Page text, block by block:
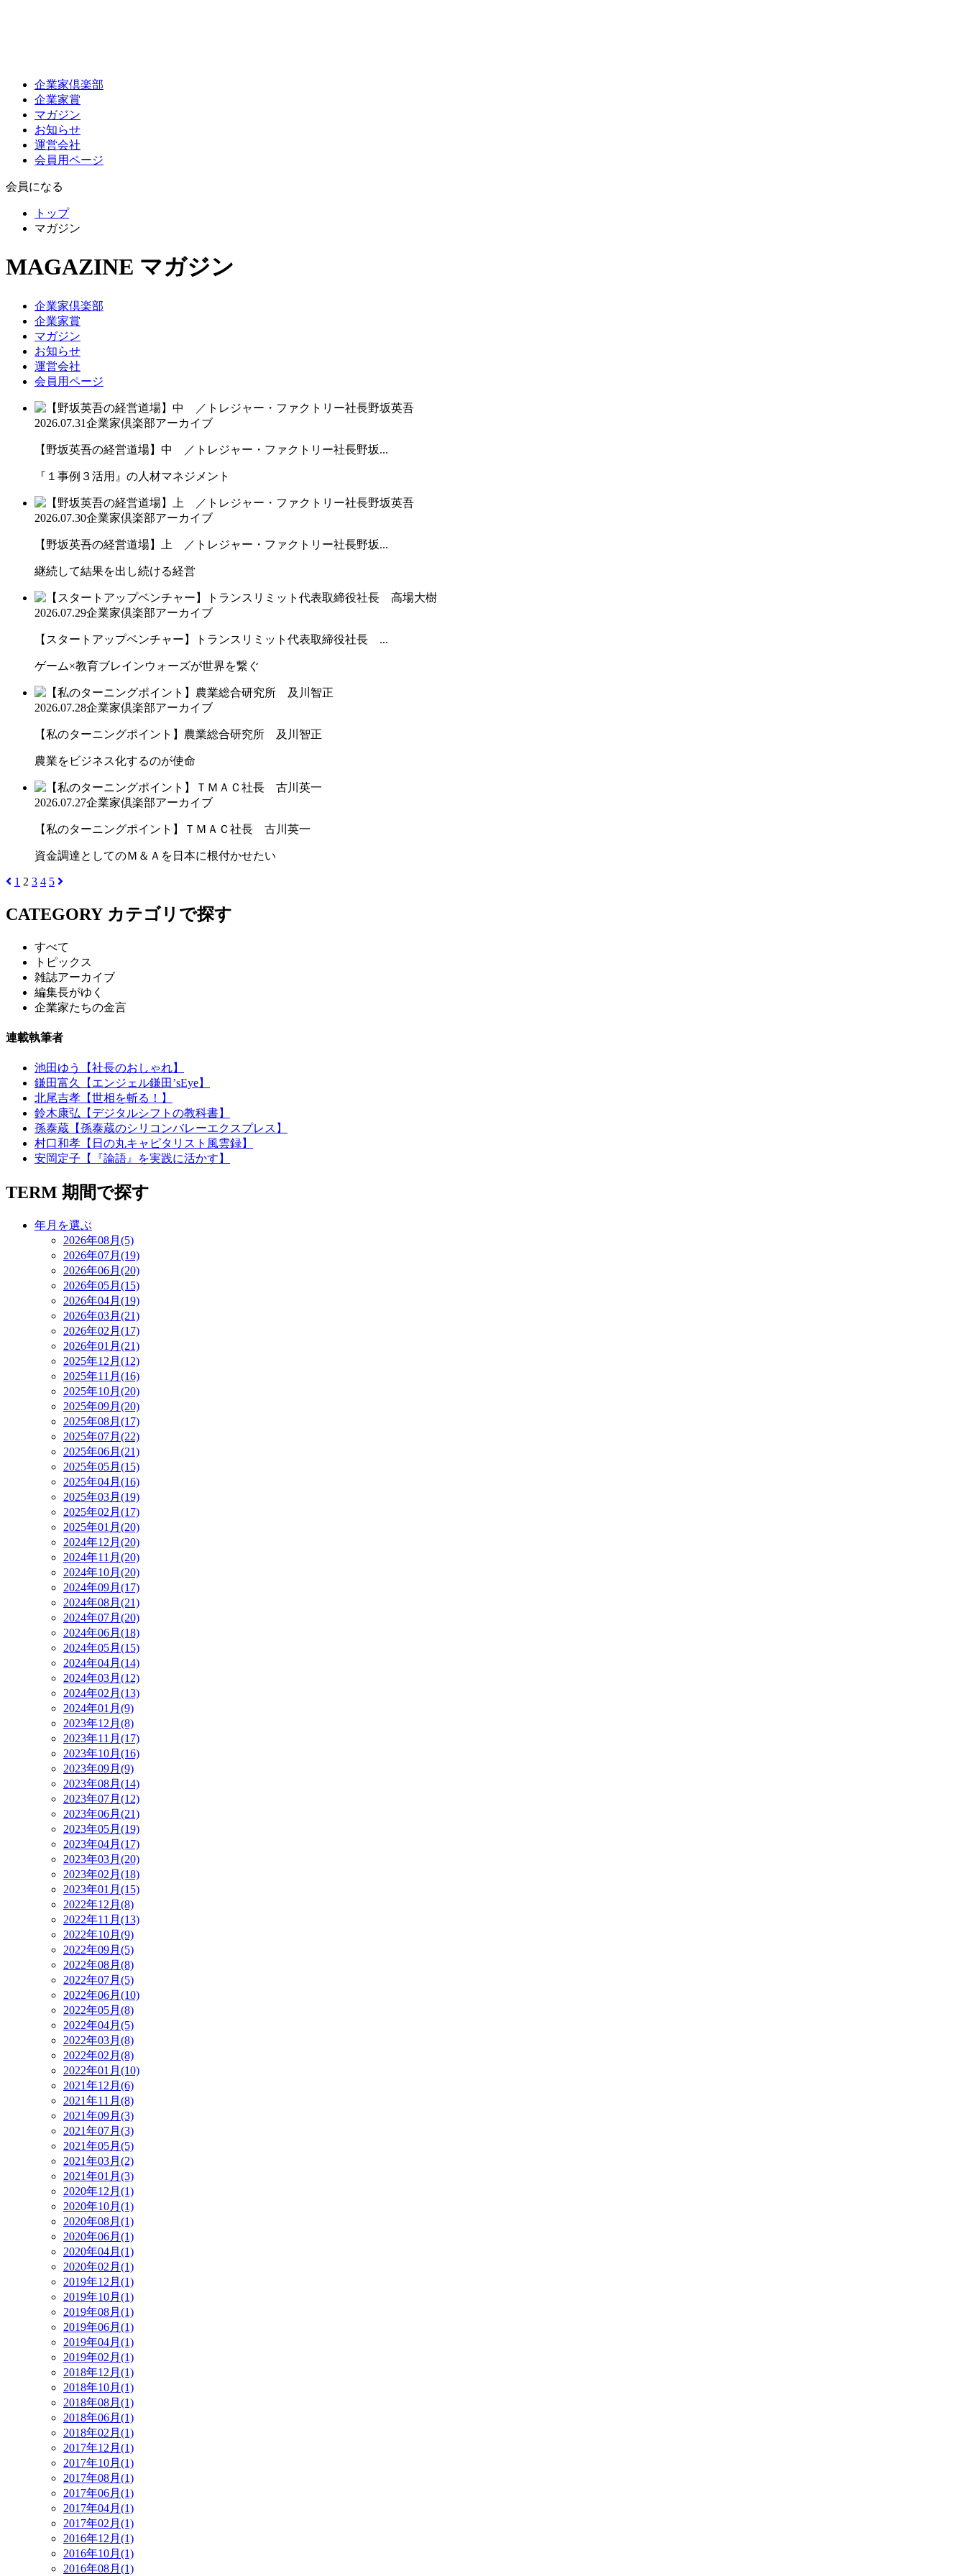
企業家倶楽部
企業家賞
マガジン
お知らせ
運営会社
会員用ページ
会員になる
トップ
マガジン
MAGAZINE マガジン
企業家倶楽部
企業家賞
マガジン
お知らせ
運営会社
会員用ページ
2026.07.31企業家倶楽部アーカイブ
【野坂英吾の経営道場】中 ／トレジャー・ファクトリー社長野坂...
『１事例３活用』の人材マネジメント
2026.07.30企業家倶楽部アーカイブ
【野坂英吾の経営道場】上 ／トレジャー・ファクトリー社長野坂...
継続して結果を出し続ける経営
2026.07.29企業家倶楽部アーカイブ
【スタートアップベンチャー】トランスリミット代表取締役社長 ...
ゲーム×教育ブレインウォーズが世界を繋ぐ
2026.07.28企業家倶楽部アーカイブ
【私のターニングポイント】農業総合研究所 及川智正
農業をビジネス化するのが使命
2026.07.27企業家倶楽部アーカイブ
【私のターニングポイント】ＴＭＡＣ社長 古川英一
資金調達としてのＭ＆Ａを日本に根付かせたい
1 2 3 4 5
CATEGORY カテゴリで探す
すべて
トピックス
雑誌アーカイブ
編集長がゆく
企業家たちの金言
連載執筆者
池田ゆう【社長のおしゃれ】
鎌田富久【エンジェル鎌田’sEye】
北尾吉孝【世相を斬る！】
鈴木康弘【デジタルシフトの教科書】
孫泰蔵【孫泰蔵のシリコンバレーエクスプレス】
村口和孝【日の丸キャピタリスト風雲録】
安岡定子【『論語』を実践に活かす】
TERM 期間で探す
年月を選ぶ
2026年08月(5)
2026年07月(19)
2026年06月(20)
2026年05月(15)
2026年04月(19)
2026年03月(21)
2026年02月(17)
2026年01月(21)
2025年12月(12)
2025年11月(16)
2025年10月(20)
2025年09月(20)
2025年08月(17)
2025年07月(22)
2025年06月(21)
2025年05月(15)
2025年04月(16)
2025年03月(19)
2025年02月(17)
2025年01月(20)
2024年12月(20)
2024年11月(20)
2024年10月(20)
2024年09月(17)
2024年08月(21)
2024年07月(20)
2024年06月(18)
2024年05月(15)
2024年04月(14)
2024年03月(12)
2024年02月(13)
2024年01月(9)
2023年12月(8)
2023年11月(17)
2023年10月(16)
2023年09月(9)
2023年08月(14)
2023年07月(12)
2023年06月(21)
2023年05月(19)
2023年04月(17)
2023年03月(20)
2023年02月(18)
2023年01月(15)
2022年12月(8)
2022年11月(13)
2022年10月(9)
2022年09月(5)
2022年08月(8)
2022年07月(5)
2022年06月(10)
2022年05月(8)
2022年04月(5)
2022年03月(8)
2022年02月(8)
2022年01月(10)
2021年12月(6)
2021年11月(8)
2021年09月(3)
2021年07月(3)
2021年05月(5)
2021年03月(2)
2021年01月(3)
2020年12月(1)
2020年10月(1)
2020年08月(1)
2020年06月(1)
2020年04月(1)
2020年02月(1)
2019年12月(1)
2019年10月(1)
2019年08月(1)
2019年06月(1)
2019年04月(1)
2019年02月(1)
2018年12月(1)
2018年10月(1)
2018年08月(1)
2018年06月(1)
2018年02月(1)
2017年12月(1)
2017年10月(1)
2017年08月(1)
2017年06月(1)
2017年04月(1)
2017年02月(1)
2016年12月(1)
2016年10月(1)
2016年08月(1)